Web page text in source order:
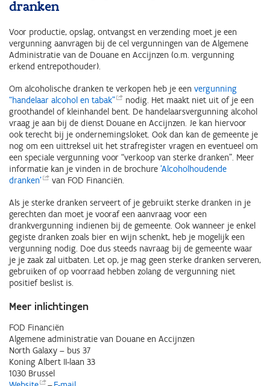
dranken
Voor productie, opslag, ontvangst en verzending moet je een
vergunning aanvragen bij de cel vergunningen van de Algemene
Administratie van de Douane en Accijnzen (o.m. vergunning
erkend entrepothouder).
Om alcoholische dranken te verkopen heb je een vergunning
“handelaar alcohol en tabak”
nodig. Het maakt niet uit of je een
groothandel of kleinhandel bent. De handelaarsvergunning alcohol
vraag je aan bij de dienst Douane en Accijnzen. Je kan hiervoor
ook terecht bij je ondernemingsloket. Ook dan kan de gemeente je
nog om een uittreksel uit het strafregister vragen en eventueel om
een speciale vergunning voor “verkoop van sterke dranken”. Meer
informatie kan je vinden in de brochure 'Alcoholhoudende
dranken'
van FOD Financiën.
Als je sterke dranken serveert of je gebruikt sterke dranken in je
gerechten dan moet je vooraf een aanvraag voor een
drankvergunning indienen bij de gemeente. Ook wanneer je enkel
gegiste dranken zoals bier en wijn schenkt, heb je mogelijk een
vergunning nodig. Doe dus steeds navraag bij de gemeente waar
je je zaak zal uitbaten. Let op, je mag geen sterke dranken serveren,
gebruiken of op voorraad hebben zolang de vergunning niet
positief beslist is.
Meer inlichtingen
FOD Financiën
Algemene administratie van Douane en Accijnzen
North Galaxy – bus 37
Koning Albert II-laan 33
1030 Brussel